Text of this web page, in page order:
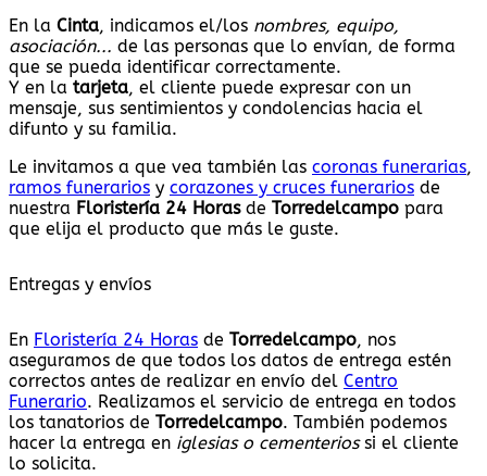
En la Cinta, indicamos el/los nombres, equipo,
asociación... de las personas que lo envían, de forma
que se pueda identificar correctamente.
Y en la tarjeta, el cliente puede expresar con un
mensaje, sus sentimientos y condolencias hacia el
difunto y su familia.
Le invitamos a que vea también las coronas funerarias,
ramos funerarios y corazones y cruces funerarios de
nuestra Floristería 24 Horasde Torredelcampo para
que elija el producto que más le guste.
Entregas y envíos
En Floristería 24 Horas de Torredelcampo, nos
aseguramos de que todos los datos de entrega estén
correctos antes de realizar en envío del Centro
Funerario. Realizamos el servicio de entrega en todos
los tanatorios de Torredelcampo. También podemos
hacer la entrega en iglesias o cementeriossi el cliente
lo solicita.